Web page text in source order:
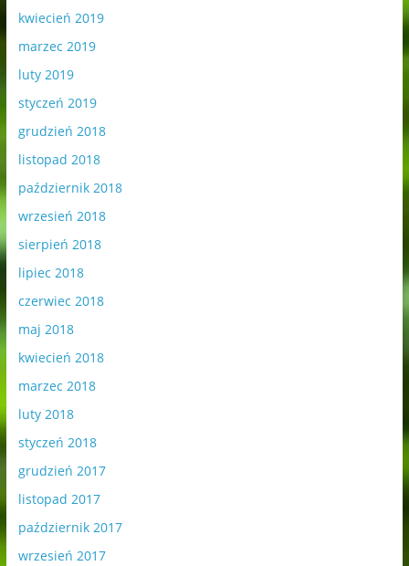
kwiecień 2019
marzec 2019
luty 2019
styczeń 2019
grudzień 2018
listopad 2018
październik 2018
wrzesień 2018
sierpień 2018
lipiec 2018
czerwiec 2018
maj 2018
kwiecień 2018
marzec 2018
luty 2018
styczeń 2018
grudzień 2017
listopad 2017
październik 2017
wrzesień 2017